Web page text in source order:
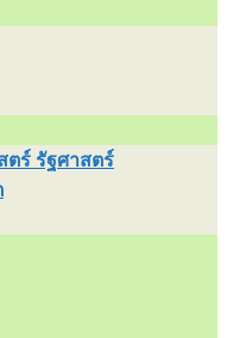
ตร์ รัฐศาสตร์